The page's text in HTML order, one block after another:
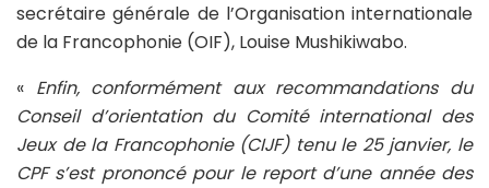
secrétaire générale de l’Organisation internationale
de la Francophonie (OIF), Louise Mushikiwabo.
« Enfin, conformément aux recommandations du
Conseil d’orientation du Comité international des
Jeux de la Francophonie (CIJF) tenu le 25 janvier, le
CPF s’est prononcé pour le report d’une année des